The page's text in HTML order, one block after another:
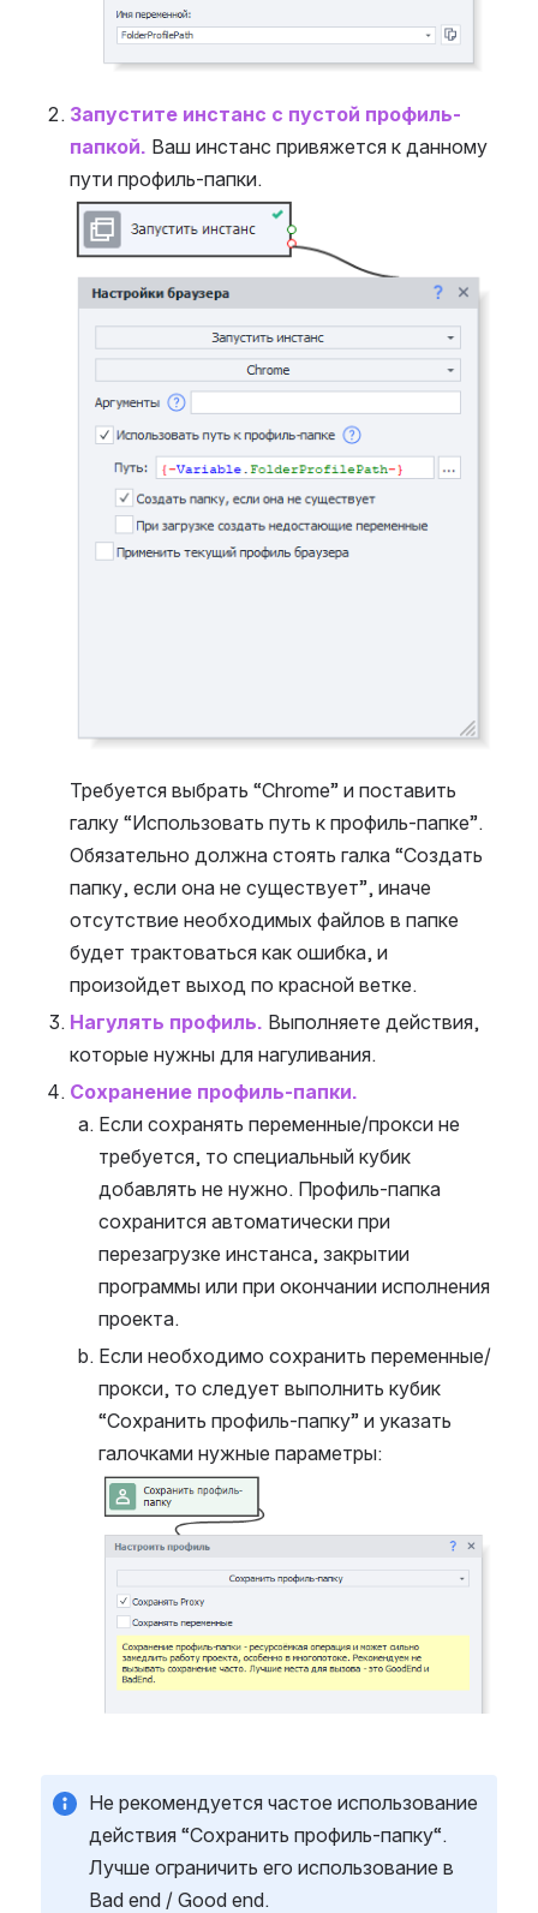
Запустите инстанс с пустой профиль-
папкой. Ваш инстанс привяжется к данному
пути профиль-папки.
Open
Требуется выбрать “Chrome” и поставить
галку “Использовать путь к профиль-папке”.
Обязательно должна стоять галка “Создать
папку, если она не существует”, иначе
отсутствие необходимых файлов в папке
будет трактоваться как ошибка, и
произойдет выход по красной ветке.
Нагулять профиль. Выполняете действия,
которые нужны для нагуливания.
Сохранение профиль-папки.
Если сохранять переменные/прокси не
требуется, то специальный кубик
добавлять не нужно. Профиль-папка
сохранится автоматически при
перезагрузке инстанса, закрытии
программы или при окончании исполнения
проекта.
Если необходимо сохранить переменные/
прокси, то следует выполнить кубик
“Сохранить профиль-папку” и указать
галочками нужные параметры:
Open
Не рекомендуется частое использование
действия “Сохранить профиль-папку“.
Лучше ограничить его использование в
Bad end / Good end.